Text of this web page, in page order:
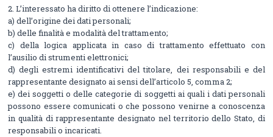
2. L’interessato ha diritto di ottenere l’indicazione:
a) dell’origine dei dati personali;
b) delle finalità e modalità del trattamento;
c) della logica applicata in caso di trattamento effettuato con
l’ausilio di strumenti elettronici;
d) degli estremi identificativi del titolare, dei responsabili e del
rappresentante designato ai sensi dell’articolo 5, comma 2;
e) dei soggetti o delle categorie di soggetti ai quali i dati personali
possono essere comunicati o che possono venirne a conoscenza
in qualità di rappresentante designato nel territorio dello Stato, di
responsabili o incaricati.